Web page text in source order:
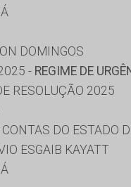
DOMINGOS
- REGIME DE
RESOLUÇÃO 2025
DO ESTADO
ESGAIB KAYATT